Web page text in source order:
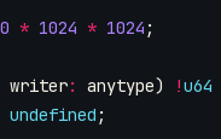
* 1024 * 1024 ;
writer: anytype) !u64
undefined ;